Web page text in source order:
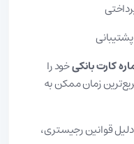
کارت بانکیخود را
زمان ممکن به
قوانین رجیستری،